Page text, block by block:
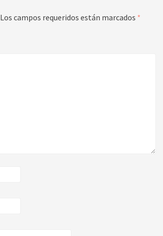
Los campos requeridos están marcados *